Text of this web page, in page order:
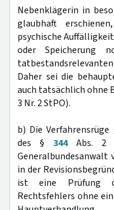
Nebenklägerin in
glaubhaft
psychische
oder Speicherung
Daher sei die
auch tatsächlich ohne
3 Nr. 2 StPO).
b) Die
des § 344Abs. 2
Generalbundesanwalt
in der
ist eine Prüfung
Rechtsfehlers ohne